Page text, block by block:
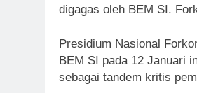
digagas oleh BEM SI.
Presidium Nasional
BEM SI pada 12 Januari
sebagai tandem kritis